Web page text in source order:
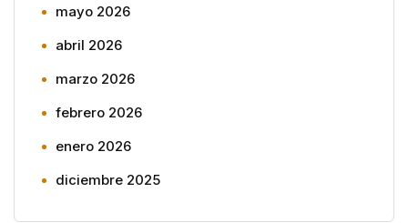
mayo 2026
abril 2026
marzo 2026
febrero 2026
enero 2026
diciembre 2025